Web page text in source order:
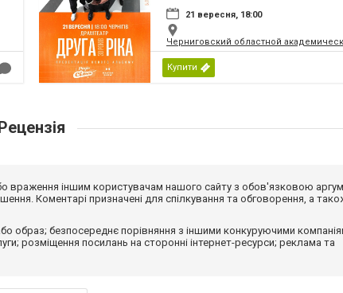
21 вересня, 18:00
Черниговский областной
Купити
враження іншим користувачам нашого сайту з обов'язковою
Коментарі призначені для спілкування та обговорення, а
образ; безпосереднє порівняння з іншими конкуруючими
розміщення посилань на сторонні інтернет-ресурси; реклама та